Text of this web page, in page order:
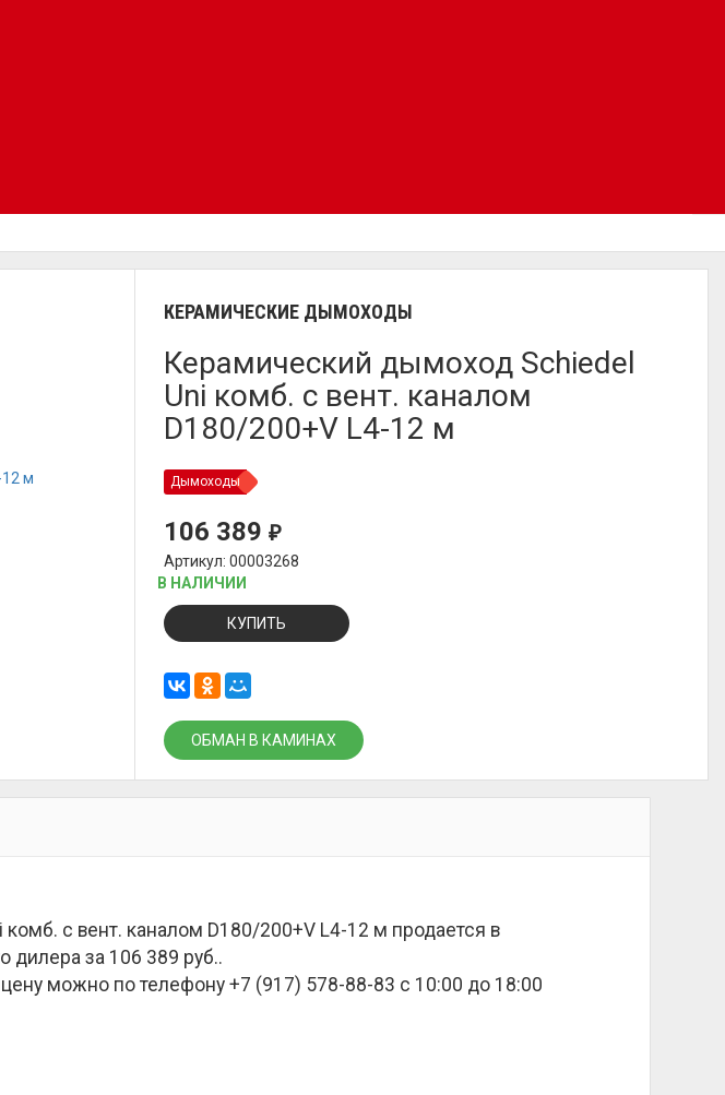
КЕРАМИЧЕСКИЕ ДЫМОХОДЫ
Керамический дымоход Schiedel
Uni комб. с вент. каналом
D180/200+V L4-12 м
Дымоходы
106 389₽
Артикул: 00003268
В НАЛИЧИИ
КУПИТЬ
ОБМАН В КАМИНАХ
с вент. каналом D180/200+V L4-12 м продается в
дилера за 106 389 руб..
можно по телефону +7 (917) 578-88-83 с 10:00 до 18:00